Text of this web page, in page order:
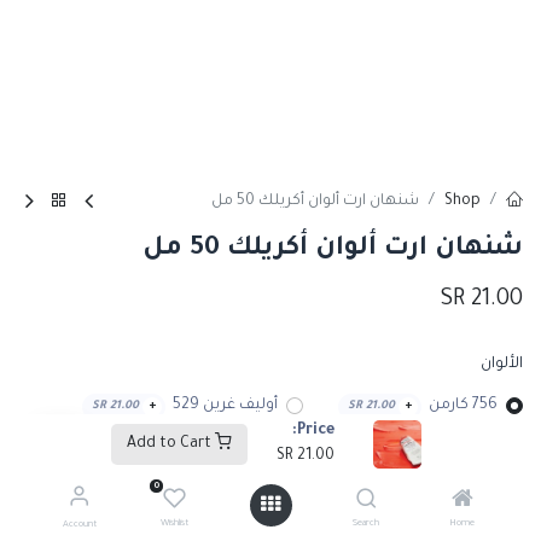
Price:
21.00
Home
Search
0
Wishlist
Account
Shop شنهان ارت ألوان أكريلك 50 مل
شنهان ارت ألوان أكريلك 50 مل
21.00
الألوان
756 كارمن +
21.00
SR أوليف غرين 529 +
21.00
SR
الترامارين بلو +
21.00